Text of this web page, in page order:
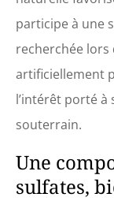
participe à une
recherchée lors
artificiellement
l’intérêt porté à
souterrain.
Une
sulfates,